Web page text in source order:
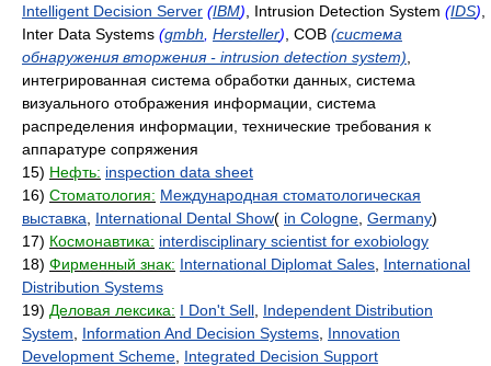
Intelligent Decision Server (IBM) , Intrusion Detection System (IDS)
Inter Data Systems (gmbh Hersteller) , СОВ (система
обнаружения вторжения - intrusion detection system)
интегрированная система обработки данных, система
визуального отображения информации, система
распределения информации, технические требования к
аппаратуре сопряжения
15) Нефть: inspection data sheet
16) Стоматология: Международная стоматологическая
выставка
International Dental Show( in Cologne Germany)
17) Космонавтика: interdisciplinary scientist for exobiology
18) Фирменный знак: International Diplomat Sales International
Distribution Systems
19) Деловая лексика: I Don't Sell Independent Distribution
System
Information And Decision Systems Innovation
Development Scheme Integrated Decision Support